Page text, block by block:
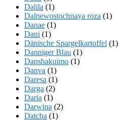
Dalila (1)
Dalnewostochnaya roza (1)
Danae (1)
Dani (1)
Dänische Spargelkartoffel (1)
Danniger Blau (1)
Danshakuimo (1)
Danva (1)
Daresa (1)
Darga (2)
Daria (1)
Darwina (2)
Datcha (1)